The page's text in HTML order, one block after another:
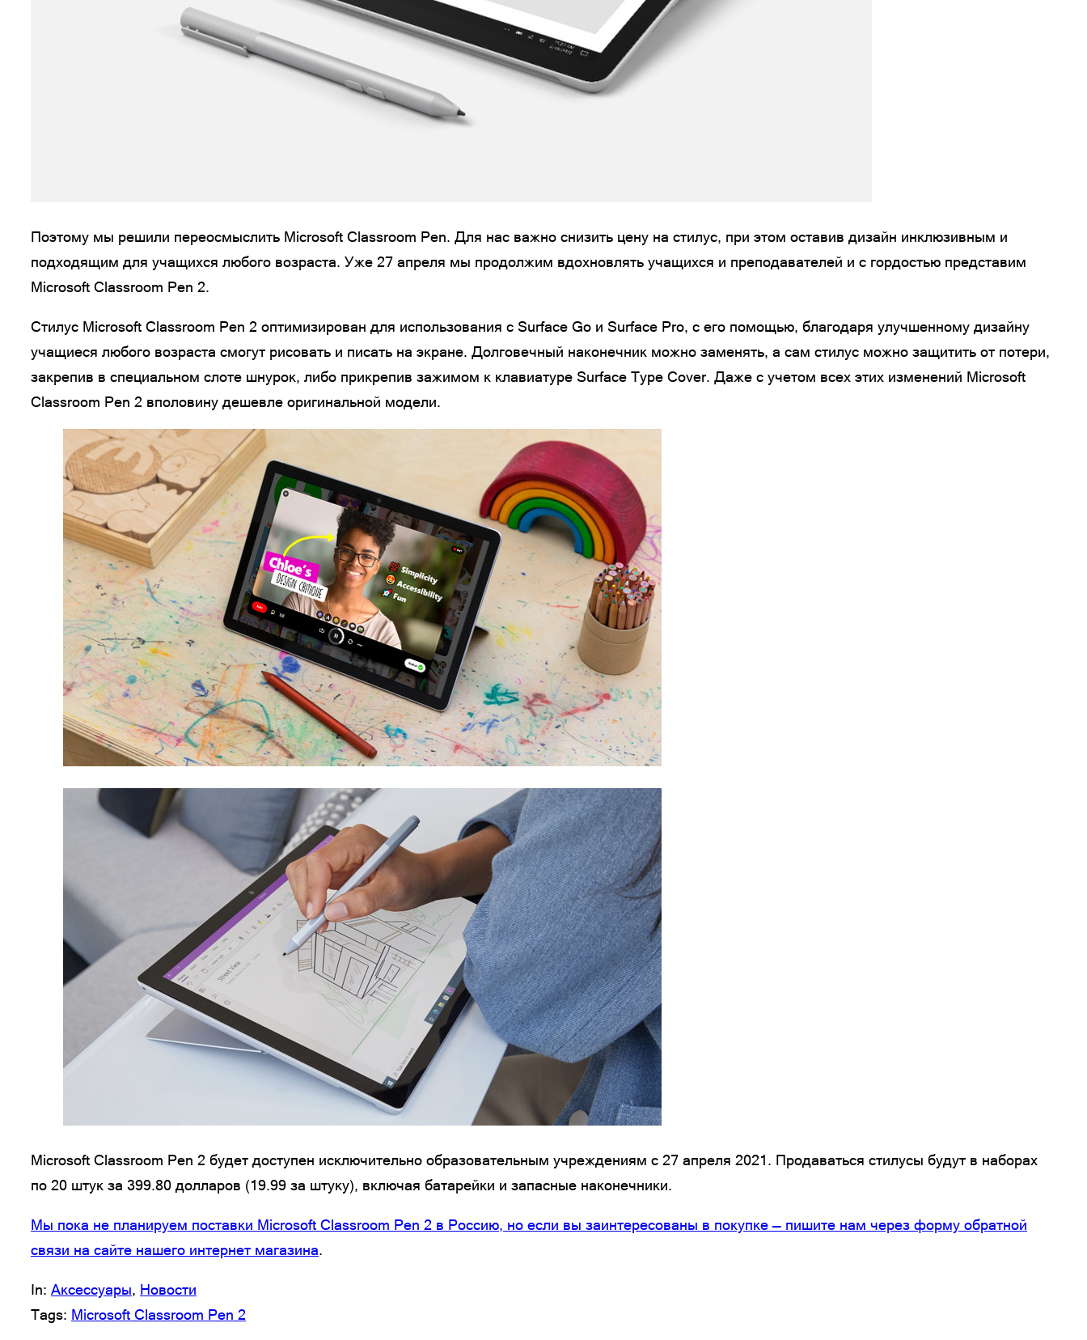
Поэтому мы решили переосмыслить Microsoft Classroom Pen. Для нас важно снизить цену на стилус, при этом оставив дизайн инклюзивным и
подходящим для учащихся любого возраста. Уже 27 апреля мы продолжим вдохновлять учащихся и преподавателей и с гордостью представим
Microsoft Classroom Pen 2.
Стилус Microsoft Classroom Pen 2 оптимизирован для использования с Surface Go и Surface Pro, с его помощью, благодаря улучшенному дизайну
учащиеся любого возраста смогут рисовать и писать на экране. Долговечный наконечник можно заменять, а сам стилус можно защитить от потери,
закрепив в специальном слоте шнурок, либо прикрепив зажимом к клавиатуре Surface Type Cover. Даже с учетом всех этих изменений Microsoft
Classroom Pen 2 вполовину дешевле оригинальной модели.
Microsoft Classroom Pen 2 будет доступен исключительно образовательным учреждениям с 27 апреля 2021. Продаваться стилусы будут в наборах
по 20 штук за 399.80 долларов (19.99 за штуку), включая батарейки и запасные наконечники.
Мы пока не планируем поставки Microsoft Classroom Pen 2 в Россию, но если вы заинтересованы в покупке — пишите нам через форму обратной
связи на сайте нашего интернет магазина.
In: Аксессуары, Новости
Tags: Microsoft Classroom Pen 2